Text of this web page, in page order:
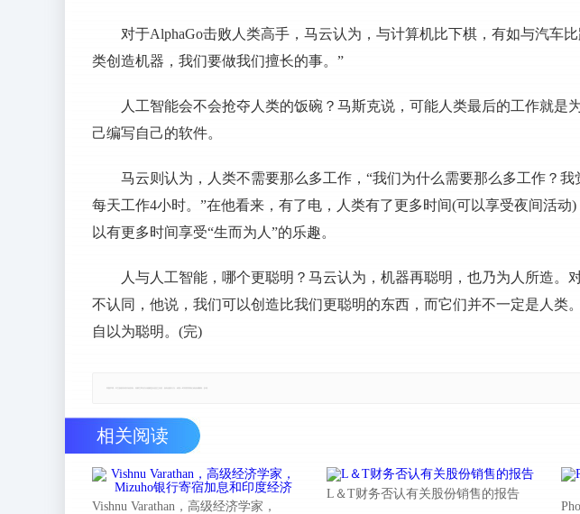
对于AlphaGo击败人类高手，马云认为，与计算机比下棋，有如与汽车
类创造机器，我们要做我们擅长的事。”
人工智能会不会抢夺人类的饭碗？马斯克说，可能人类最后的工作就是
己编写自己的软件。
马云则认为，人类不需要那么多工作，“我们为什么需要那么多工作？我
每天工作4小时。”在他看来，有了电，人类有了更多时间(可以享受夜间活动
以有更多时间享受“生而为人”的乐趣。
人与人工智能，哪个更聪明？马云认为，机器再聪明，也乃为人所造。
不认同，他说，我们可以创造比我们更聪明的东西，而它们并不一定是人类
自以为聪明。(完)
相关阅读
Vishnu Varathan，高级经济学家，
L＆T财务否认有关股份销售的报告